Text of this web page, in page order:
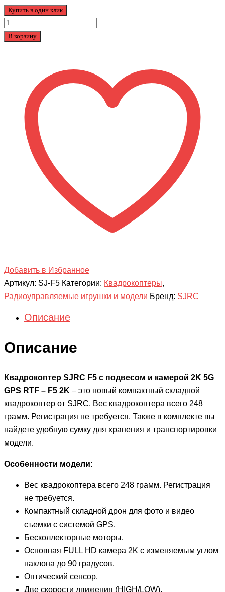
Купить в один клик
Количество
товара
подвесом
камерой
В корзину
Добавить в Избранное
Артикул: SJ-F5 Категории: Квадрокоптеры,
Радиоуправляемые игрушки и модели Бренд: SJRC
Описание
Описание
Квадрокоптер SJRC F5 с подвесом и камерой 2K 5G
GPS RTF – F5 2K – это новый компактный складной
квадрокоптер от SJRC. Вес квадрокоптера всего 248
грамм. Регистрация не требуется. Также в комплекте вы
найдете удобную сумку для хранения и транспортировки
модели.
Особенности модели:
Вес квадрокоптера всего 248 грамм. Регистрация
не требуется.
Компактный складной дрон для фото и видео
съемки с системой GPS.
Бесколлекторные моторы.
Основная FULL HD камера 2K с изменяемым углом
наклона до 90 градусов.
Оптический сенсор.
Две скорости движения (HIGH/LOW).